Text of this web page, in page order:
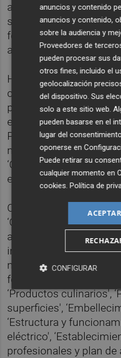
años, con el objetivo de
sus competencias
formación adaptada a
actuales del mercado
Hasta el momento, han
cursos ‘Carnicería y
productos cárnicos' y
edificios', en el Centro
Palmar; ‘Peluquería' y
manos y pies', que se
‘Competencias Clave
en el Centro de
Quedan por comenzar
‘Operaciones
actividades y
instalaciones
mantenimiento de
fotovoltaicas', ‘Técnicas
‘Productos culinarios',
superficies',
‘Estructura y
eléctrico',
profesionales y plan de
anuncios y contenido
anuncios y contenido,
sobre la audiencia y
Proveedores de
pueden procesar sus
otros fines, incluido el
geolocalización
del dispositivo. Sus
solo a este sitio web.
pueden basarse en el
lugar del
oponerse en
Puede retirar su
cualquier momento en
cookies .Política de
CONFIGURAR